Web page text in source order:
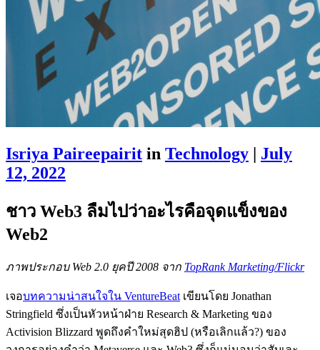
Isriya Paireepairit in Technology | July
12, 2022
ชาว Web3 ลืมไปว่าอะไรคือจุดแข็งของ
Web2
ภาพประกอบ Web 2.0 ยุคปี 2008 จาก TopRank Marketing/Flickr
เจอบทความน่าสนใจใน VentureBeatเขียนโดย Jonathan
Stringfield ซึ่งเป็นหัวหน้าฝ่าย Research & Marketing ของ
Activision Blizzard พูดถึงคำใหม่สุดฮิป (หรือเลิกแล้ว?) ของ